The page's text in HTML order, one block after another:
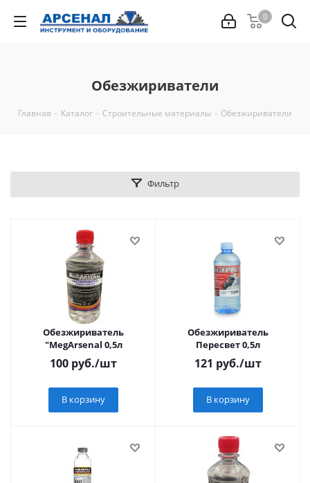
0
Обезжириватели
Главная - Каталог - Строительные материалы - Обезжириватели
Фильтр
Обезжириватель
"MegArsenal 0,5л
100 руб./шт
В корзину
Обезжириватель
Пересвет 0,5л
121 руб./шт
В корзину